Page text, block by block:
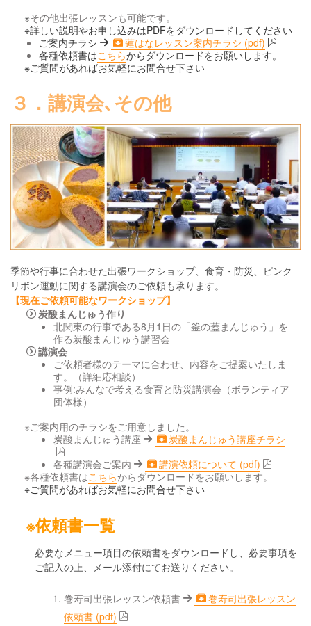
※その他出張レッスンも可能です。
※詳しい説明やお申し込みはPDFをダウンロードしてください
ご案内チラシ
蓮はなレッスン案内チラシ (pdf)
各種依頼書はこちらからダウンロードをお願いします。
※ご質問があればお気軽にお問合せ下さい
３．講演会､その他
季節や行事に合わせた出張ワークショップ、食育・防災、ピンク
リボン運動に関する講演会のご依頼も承ります。
【現在ご依頼可能なワークショップ】
炭酸まんじゅう作り
北関東の行事である8月1日の「釜の蓋まんじゅう」を
作る炭酸まんじゅう講習会
講演会
ご依頼者様のテーマに合わせ、内容をご提案いたしま
す。（詳細応相談）
事例:みんなで考える食育と防災講演会（ボランティア
団体様）
※ご案内用のチラシをご用意しました。
炭酸まんじゅう講座
炭酸まんじゅう講座チラシ
各種講演会ご案内
講演依頼について (pdf)
※各種依頼書はこちらからダウンロードをお願いします。
※ご質問があればお気軽にお問合せ下さい
※依頼書一覧
必要なメニュー項目の依頼書をダウンロードし、必要事項を
ご記入の上、メール添付にてお送りください。
巻寿司出張レッスン依頼書
巻寿司出張レッスン
依頼書 (pdf)